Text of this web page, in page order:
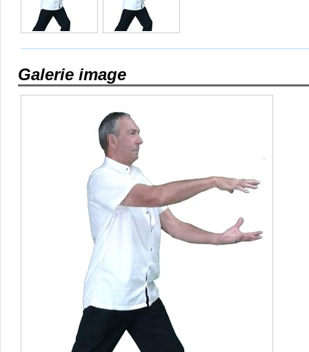
Galerie image